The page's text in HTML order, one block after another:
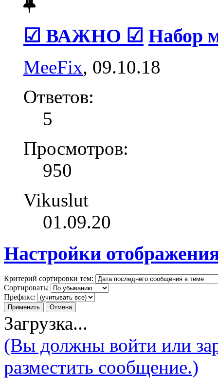
☑ ВАЖНО ☑ Набор
MeeFix, 09.10.18
Ответов:
5
Просмотров:
950
Vikuslut
01.09.20
Настройки
Критерий сортировки тем:
Сортировать:
Префикс:
Загрузка...
(Вы должны войти или
разместить сообщение.)